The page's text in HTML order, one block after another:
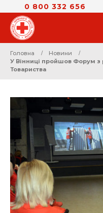
0 800 332 656
Головна
Новини
У Вінниці пройшов Форум з
Товариства